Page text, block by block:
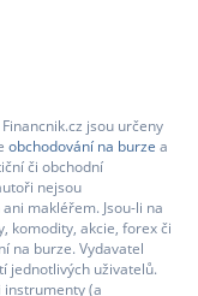
jsou určeny
obchodování na burze a
či obchodní
nejsou
makléřem. Jsou-li na
komodity, akcie, forex či
na burze. Vydavatel
jednotlivých uživatelů.
instrumenty (a